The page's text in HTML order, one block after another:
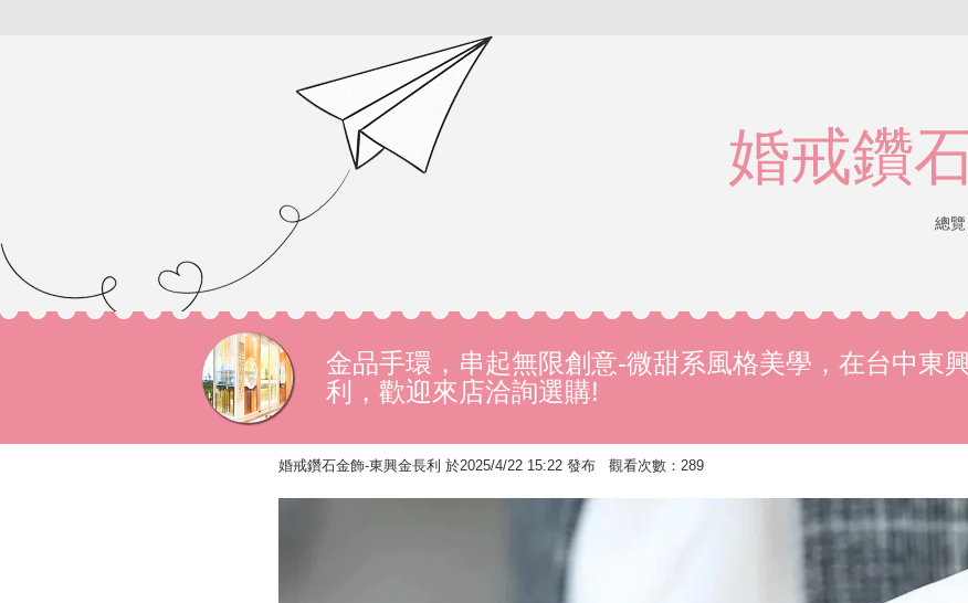
婚戒鑽
總覽
金品手環，串起無限創意-微甜系風格美學，在台中東
利，歡迎來店洽詢選購!
婚戒鑽石金飾-東興金長利 於2025/4/22 15:22 發布 觀看次數：289